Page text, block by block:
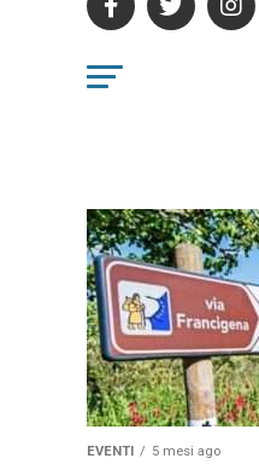
EVENTI 5 mesi ago